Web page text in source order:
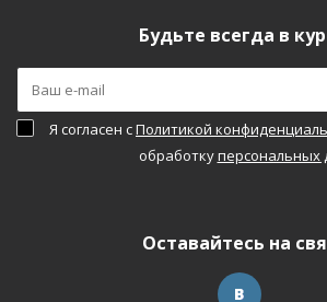
Будьте всегда в
Я согласен сПолитикой
обработкуперсональных
Оставайтесь на